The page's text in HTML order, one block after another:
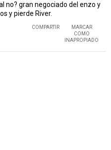
no? gran negociado del enzo y
y pierde River.
COMPARTIR
MARCAR
COMO
INAPROPIADO